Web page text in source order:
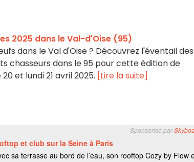
2025 dans le Val-d'Oise (95)
dans le Val d'Oise ? Découvrez l'éventail des
chasseurs dans le 95 pour cette édition de
et lundi 21 avril 2025. [Lire la suite]